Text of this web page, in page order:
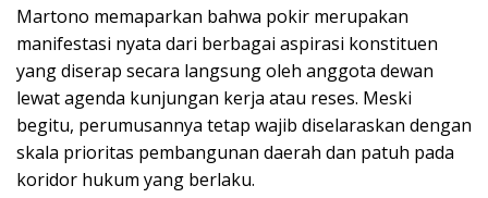
Martono memaparkan bahwa pokir merupakan
manifestasi nyata dari berbagai aspirasi konstituen
yang diserap secara langsung oleh anggota dewan
lewat agenda kunjungan kerja atau reses. Meski
begitu, perumusannya tetap wajib diselaraskan dengan
skala prioritas pembangunan daerah dan patuh pada
koridor hukum yang berlaku.